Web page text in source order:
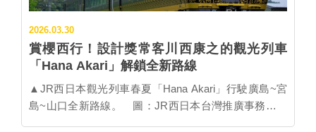
長的竹竿跳著氣勢恢宏的舞蹈，主要屬於「鼓舞」類
型。 沒想到運氣很好，晚上入住的飯店花卷溫泉紅葉
館，居然有鹿踊的表演，之前查的文字資料立刻有了清
楚的畫面，非常感動。舞者敲鼓、彎腰、旋轉的動作一
致，真的感受到所謂的氣勢恢宏，完全滿足了我對鹿踊
的好奇。難得來日本體驗到當地的文化，真不錯！ ▼新
2026.03.30
賞櫻西行！設計獎常客川西康之的觀光列車
「Hana Akari」解鎖全新路線
▲JR西日本觀光列車春夏「Hana Akari」行駛廣島~宮
島~山口全新路線。 圖：JR西日本台灣推廣事務所／